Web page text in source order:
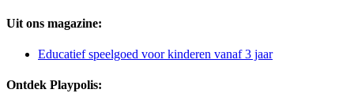
Uit ons magazine:
Educatief speelgoed voor kinderen vanaf 3 jaar
Ontdek Playpolis: